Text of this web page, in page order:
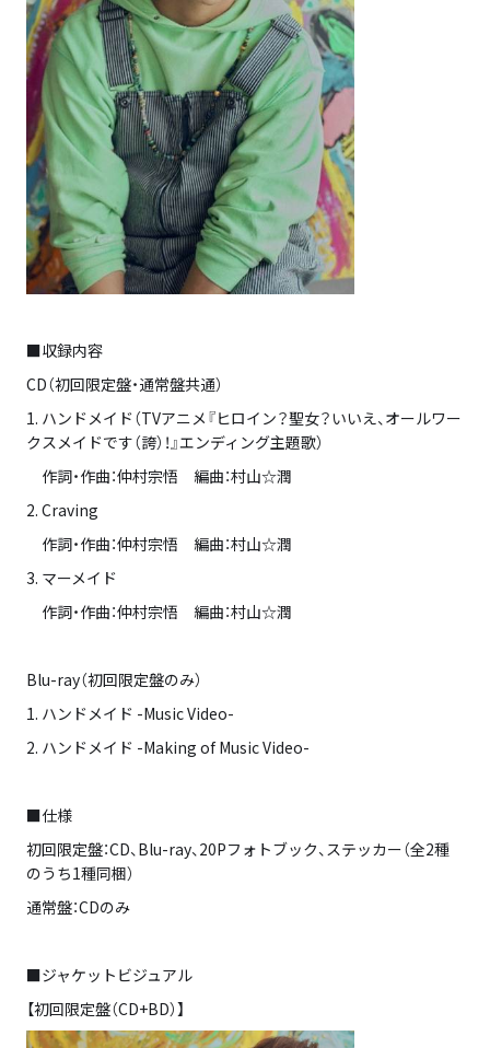
■収録内容
CD（初回限定盤・通常盤共通）
1. ハンドメイド（TVアニメ『ヒロイン？聖女？いいえ、オールワー
クスメイドです（誇）！』エンディング主題歌）
作詞・作曲：仲村宗悟 編曲：村山☆潤
2. Craving
作詞・作曲：仲村宗悟 編曲：村山☆潤
3. マーメイド
作詞・作曲：仲村宗悟 編曲：村山☆潤
Blu-ray（初回限定盤のみ）
1. ハンドメイド -Music Video-
2. ハンドメイド -Making of Music Video-
■仕様
初回限定盤：CD、Blu-ray、20Pフォトブック、ステッカー（全2種
のうち1種同梱）
通常盤：CDのみ
■ジャケットビジュアル
【初回限定盤（CD+BD）】